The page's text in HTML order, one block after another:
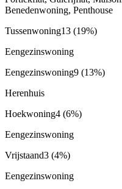
Benedenwoning, Penthouse
Tussenwoning13 (19%)
Eengezinswoning
Eengezinswoning9 (13%)
Herenhuis
Hoekwoning4 (6%)
Eengezinswoning
Vrijstaand3 (4%)
Eengezinswoning